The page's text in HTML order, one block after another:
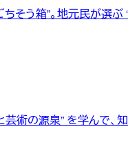
そう箱”。地元民が選ぶ
芸術の源泉” を学んで